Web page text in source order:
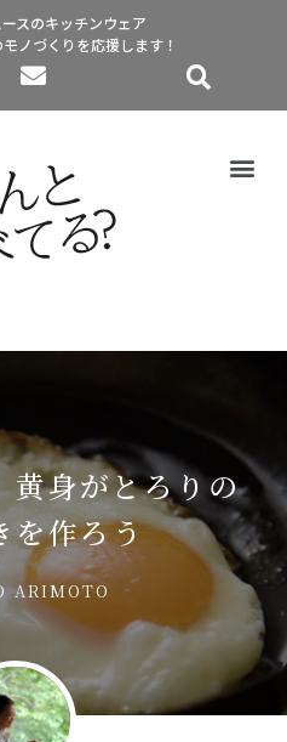
スのキッチンウェア
ノづくりを応援します！
黄身がとろりの
を作ろう
ARIMOTO